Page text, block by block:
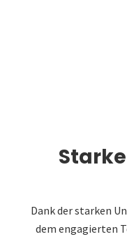
Dank der starken
dem engagierten